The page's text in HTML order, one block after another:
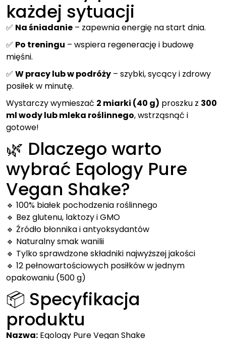
każdej sytuacji
✅ Na śniadanie – zapewnia energię na start dnia.
✅ Po treningu – wspiera regenerację i budowę
mięśni.
✅ W pracy lub w podróży – szybki, sycący i zdrowy
posiłek w minutę.
Wystarczy wymieszać 2 miarki (40 g) proszku z 300
ml wody lub mleka roślinnego, wstrząsnąć i
gotowe!
🌿 Dlaczego warto
wybrać Eqology Pure
Vegan Shake?
🔹 100% białek pochodzenia roślinnego
🔹 Bez glutenu, laktozy i GMO
🔹 Źródło błonnika i antyoksydantów
🔹 Naturalny smak wanilii
🔹 Tylko sprawdzone składniki najwyższej jakości
🔹 12 pełnowartościowych posiłków w jednym
opakowaniu (500 g)
📦 Specyfikacja
produktu
Nazwa: Eqology Pure Vegan Shake